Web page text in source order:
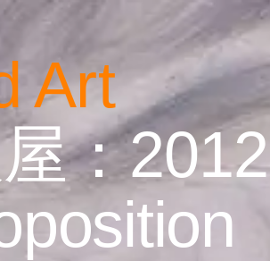
Art
：2012